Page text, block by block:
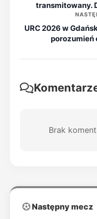
transmitowany.
URC 2026 w
porozumień
Brak
Następny mecz